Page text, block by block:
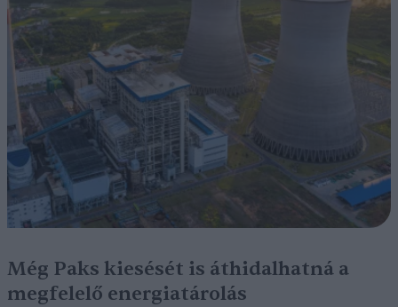
Még Paks kiesését is áthidalhatná a
megfelelő energiatárolás